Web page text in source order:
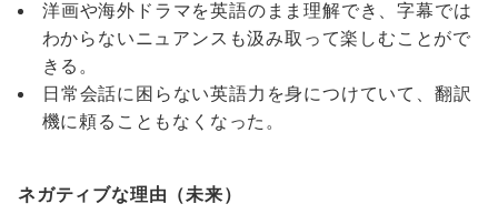
洋画や海外ドラマを英語のまま理解でき、字幕では
わからないニュアンスも汲み取って楽しむことがで
きる。
日常会話に困らない英語力を身につけていて、翻訳
機に頼ることもなくなった。
ネガティブな理由（未来）